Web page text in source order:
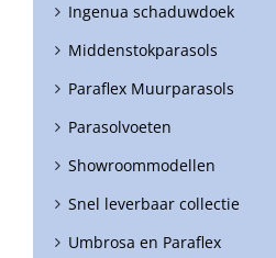
Ingenua schaduwdoek
Middenstokparasols
Paraflex Muurparasols
Parasolvoeten
Showroommodellen
Snel leverbaar collectie
Umbrosa en Paraflex